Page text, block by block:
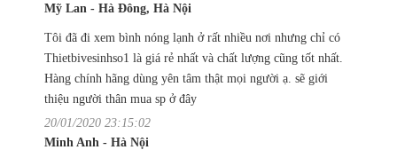
Mỹ Lan - Hà Đông, Hà Nội
Tôi đã đi xem bình nóng lạnh ở rất nhiều nơi nhưng chỉ có
Thietbivesinhso1 là giá rẻ nhất và chất lượng cũng tốt nhất.
Hàng chính hãng dùng yên tâm thật mọi người ạ. sẽ giới
thiệu người thân mua sp ở đây
20/01/2020 23:15:02
Minh Anh - Hà Nội